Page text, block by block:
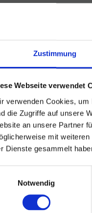
Zustimmung
Webseite verwendet
verwenden Cookies,
die Zugriffe auf unsere
an unsere Partner
mit
Dienste gesammelt
Notwendig
Sonstiges
aus dem Jahr 1898
einem über 1.000
derzeit vermietet und
und Grundrisse